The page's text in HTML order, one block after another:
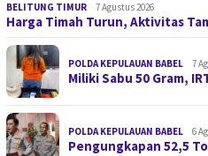
BELITUNG TIMUR 7 Agustus 2026
Harga Timah Turun, Aktivitas
POLDA KEPULAUAN BABEL 7
Miliki Sabu 50 Gram,
POLDA KEPULAUAN BABEL 6
Pengungkapan 52,5